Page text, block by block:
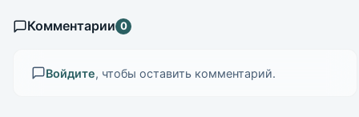
Комментарии 0
Войдите, чтобы оставить комментарий.